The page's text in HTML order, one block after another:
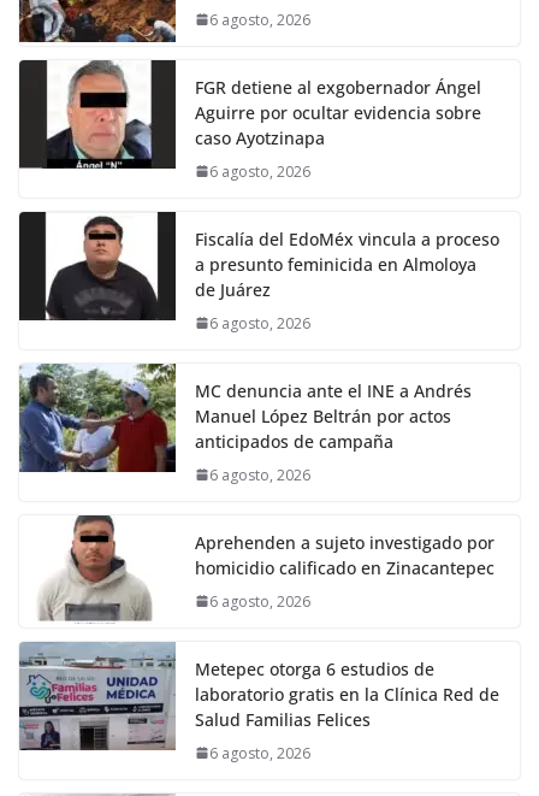
6 agosto, 2026
FGR detiene al exgobernador Ángel
Aguirre por ocultar evidencia sobre
caso Ayotzinapa
6 agosto, 2026
Fiscalía del EdoMéx vincula a proceso
a presunto feminicida en Almoloya
de Juárez
6 agosto, 2026
MC denuncia ante el INE a Andrés
Manuel López Beltrán por actos
anticipados de campaña
6 agosto, 2026
Aprehenden a sujeto investigado por
homicidio calificado en Zinacantepec
6 agosto, 2026
Metepec otorga 6 estudios de
laboratorio gratis en la Clínica Red de
Salud Familias Felices
6 agosto, 2026